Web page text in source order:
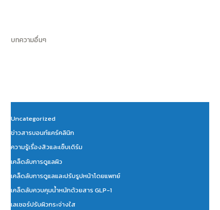
บทความอื่นๆ
Uncategorized
ข่าวสารบอนท์แคร์คลินิก
ความรู้เรื่องสิวและเซ็บเดิร์ม
เคล็ดลับการดูแลผิว
เคล็ดลับการดูแลและปรับรูปหน้าโดยแพทย์
เคล็ดลับควบคุมน้ำหนักด้วยสาร GLP-1
เลเซอร์ปรับผิวกระจ่างใส